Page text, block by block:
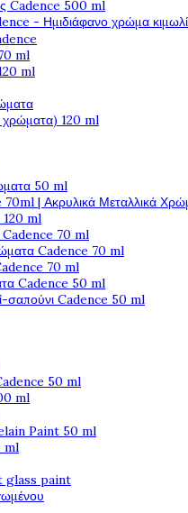
Cadence 500 ml
- Ημιδιάφανο χρώμα
ml
ml
120 ml
50 ml
70ml | Ακρυλικά Μεταλλικά
120 ml
Cadence 70 ml
Cadence 70 ml
70 ml
Cadence 50 ml
σαπούνι Cadence 50 ml
50 ml
ml
Paint 50 ml
ml
paint